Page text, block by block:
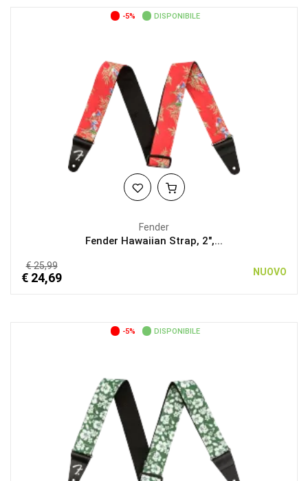
-5% DISPONIBILE
Fender
Fender Hawaiian Strap, 2",...
€ 25,99
€ 24,69 NUOVO
-5% DISPONIBILE